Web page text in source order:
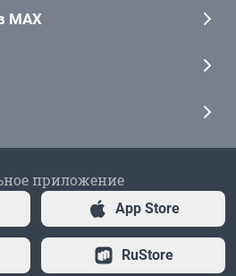
MAX
приложение
App Store
RuStore